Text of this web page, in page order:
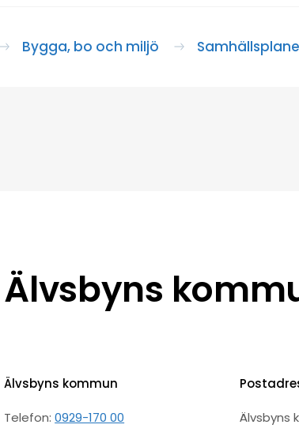
Bygga, bo och miljö
Älvsbyns
Älvsbyns kommun
Telefon:0929-170 00
Älvsbyns